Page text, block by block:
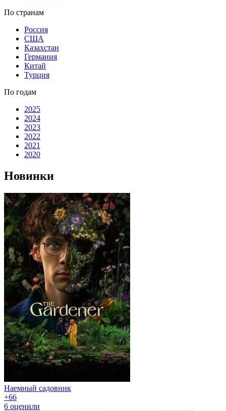
По странам
Россия
США
Казахстан
Германия
Китай
Турция
По годам
2025
2024
2023
2022
2021
2020
Новинки
Наемный садовник
+66
6 оценили